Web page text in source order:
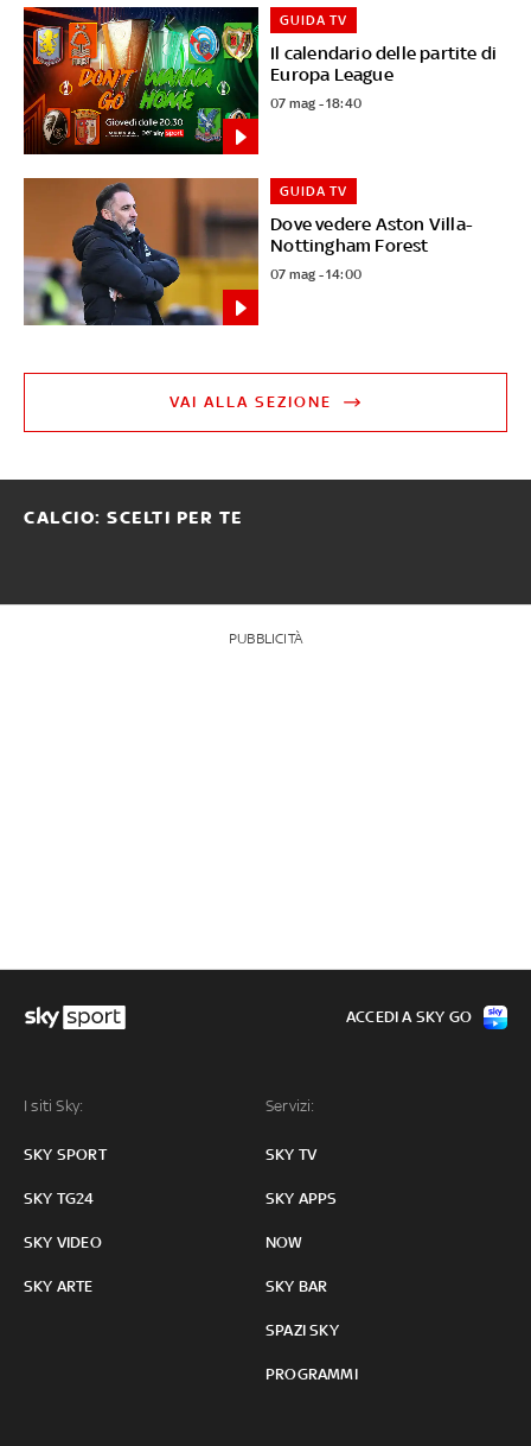
Il calendario delle partite di
Europa League
GUIDA TV
07 mag - 18:40
Dove vedere Aston Villa-
Nottingham Forest
GUIDA TV
07 mag - 14:00
VAI ALLA SEZIONE
CALCIO: SCELTI PER TE
PUBBLICITÀ
I siti Sky:
SKY SPORT
SKY TG24
SKY VIDEO
SKY ARTE
Servizi:
SKY TV
SKY APPS
NOW
SKY BAR
SPAZI SKY
PROGRAMMI
ACCEDI A SKY GO